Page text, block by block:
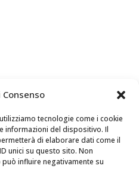
tecnologie come i cookie
informazioni del dispositivo. Il
di elaborare dati come il
unici su questo sito. Non
influire negativamente su
Brescia